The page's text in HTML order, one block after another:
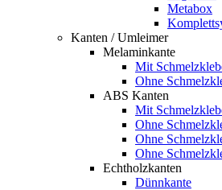
Metabox
Kanten / Umleimer
Melaminkante
Mit
Ohne
ABS Kanten
Mit
Ohne
Ohne
Ohne
Echtholzkanten
Dünnkante